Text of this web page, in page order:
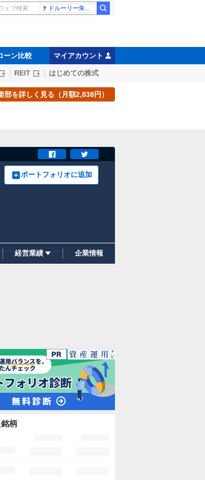
ドルーリー朱瑛里 木田美緒莉
ーン比較 マイアカウント
REIT はじめての株式
部を詳しく見る（月額2,838円）
ポートフォリオに追加
経営業績 企業情報
柄